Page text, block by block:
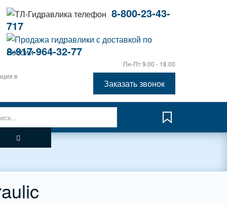
8-800-23-43-
717
8-917-964-32-77
Пн-Пт 9.00 - 18.00
в
Заказать звонок